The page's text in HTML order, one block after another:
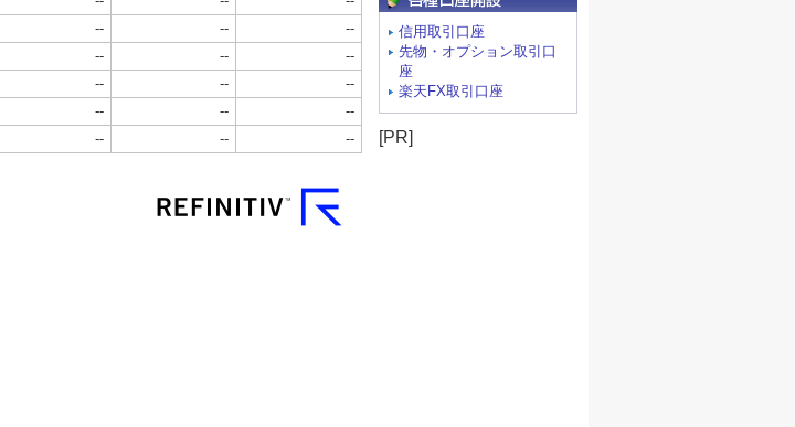
信用取引口座
先物・オプション取引口
座
楽天FX取引口座
[PR]